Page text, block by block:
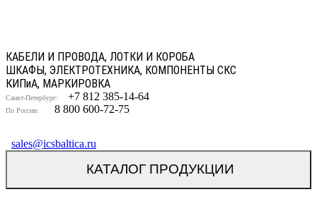
КАБЕЛИ И ПРОВОДА, ЛОТКИ И КОРОБА
ШКАФЫ, ЭЛЕКТРОТЕХНИКА, КОМПОНЕНТЫ СКС
КИПиА, МАРКИРОВКА
Санкт-Петербург: +7 812 385-14-64
По России: 8 800 600-72-75
sales@icsbaltica.ru
КАТАЛОГ ПРОДУКЦИИ